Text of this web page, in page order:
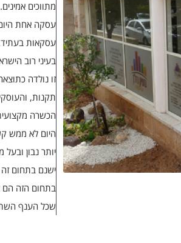
מתווכים
עסקה אחת היום
עסקאות
בעיני רוב
זו נולדה
תקנות,
הכשרה
היום לא ממש
יותר נבון
ישנם בתחום זה
בתחום הזה הם
שכל הענף